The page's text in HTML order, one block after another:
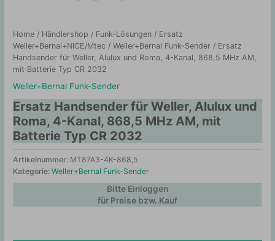
Home / Händlershop / Funk-Lösungen / Ersatz
Weller+Bernal+NICE/Mtec /Weller+Bernal Funk-Sender / Ersatz
Handsender für Weller, Alulux und Roma, 4-Kanal, 868,5 MHz AM,
mit Batterie Typ CR 2032
Weller+Bernal Funk-Sender
Ersatz Handsender für Weller, Alulux und
Roma, 4-Kanal, 868,5 MHz AM, mit
Batterie Typ CR 2032
Artikelnummer: MT87A3-4K-868,5
Kategorie:Weller+Bernal Funk-Sender
Bitte Einloggen
für Preise bzw. Kauf